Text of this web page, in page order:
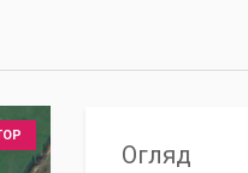
Огляд